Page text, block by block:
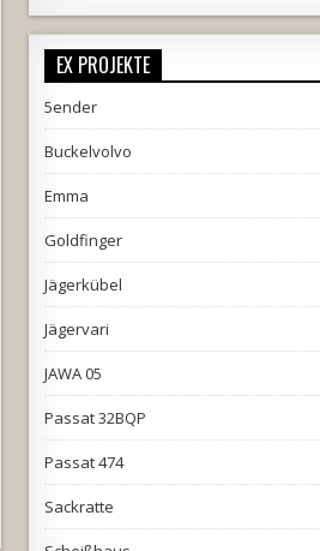
EX PROJEKTE
5ender
Buckelvolvo
Emma
Goldfinger
Jägerkübel
Jägervari
JAWA 05
Passat 32BQP
Passat 474
Sackratte